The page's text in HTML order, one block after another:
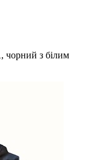
чорний з білим